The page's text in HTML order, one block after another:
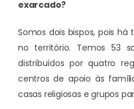
exarcado?
Somos dois bispos, pois
no território. Temos 53
distribuídos por quatro
centros de apoio às
casas religiosas e grupos